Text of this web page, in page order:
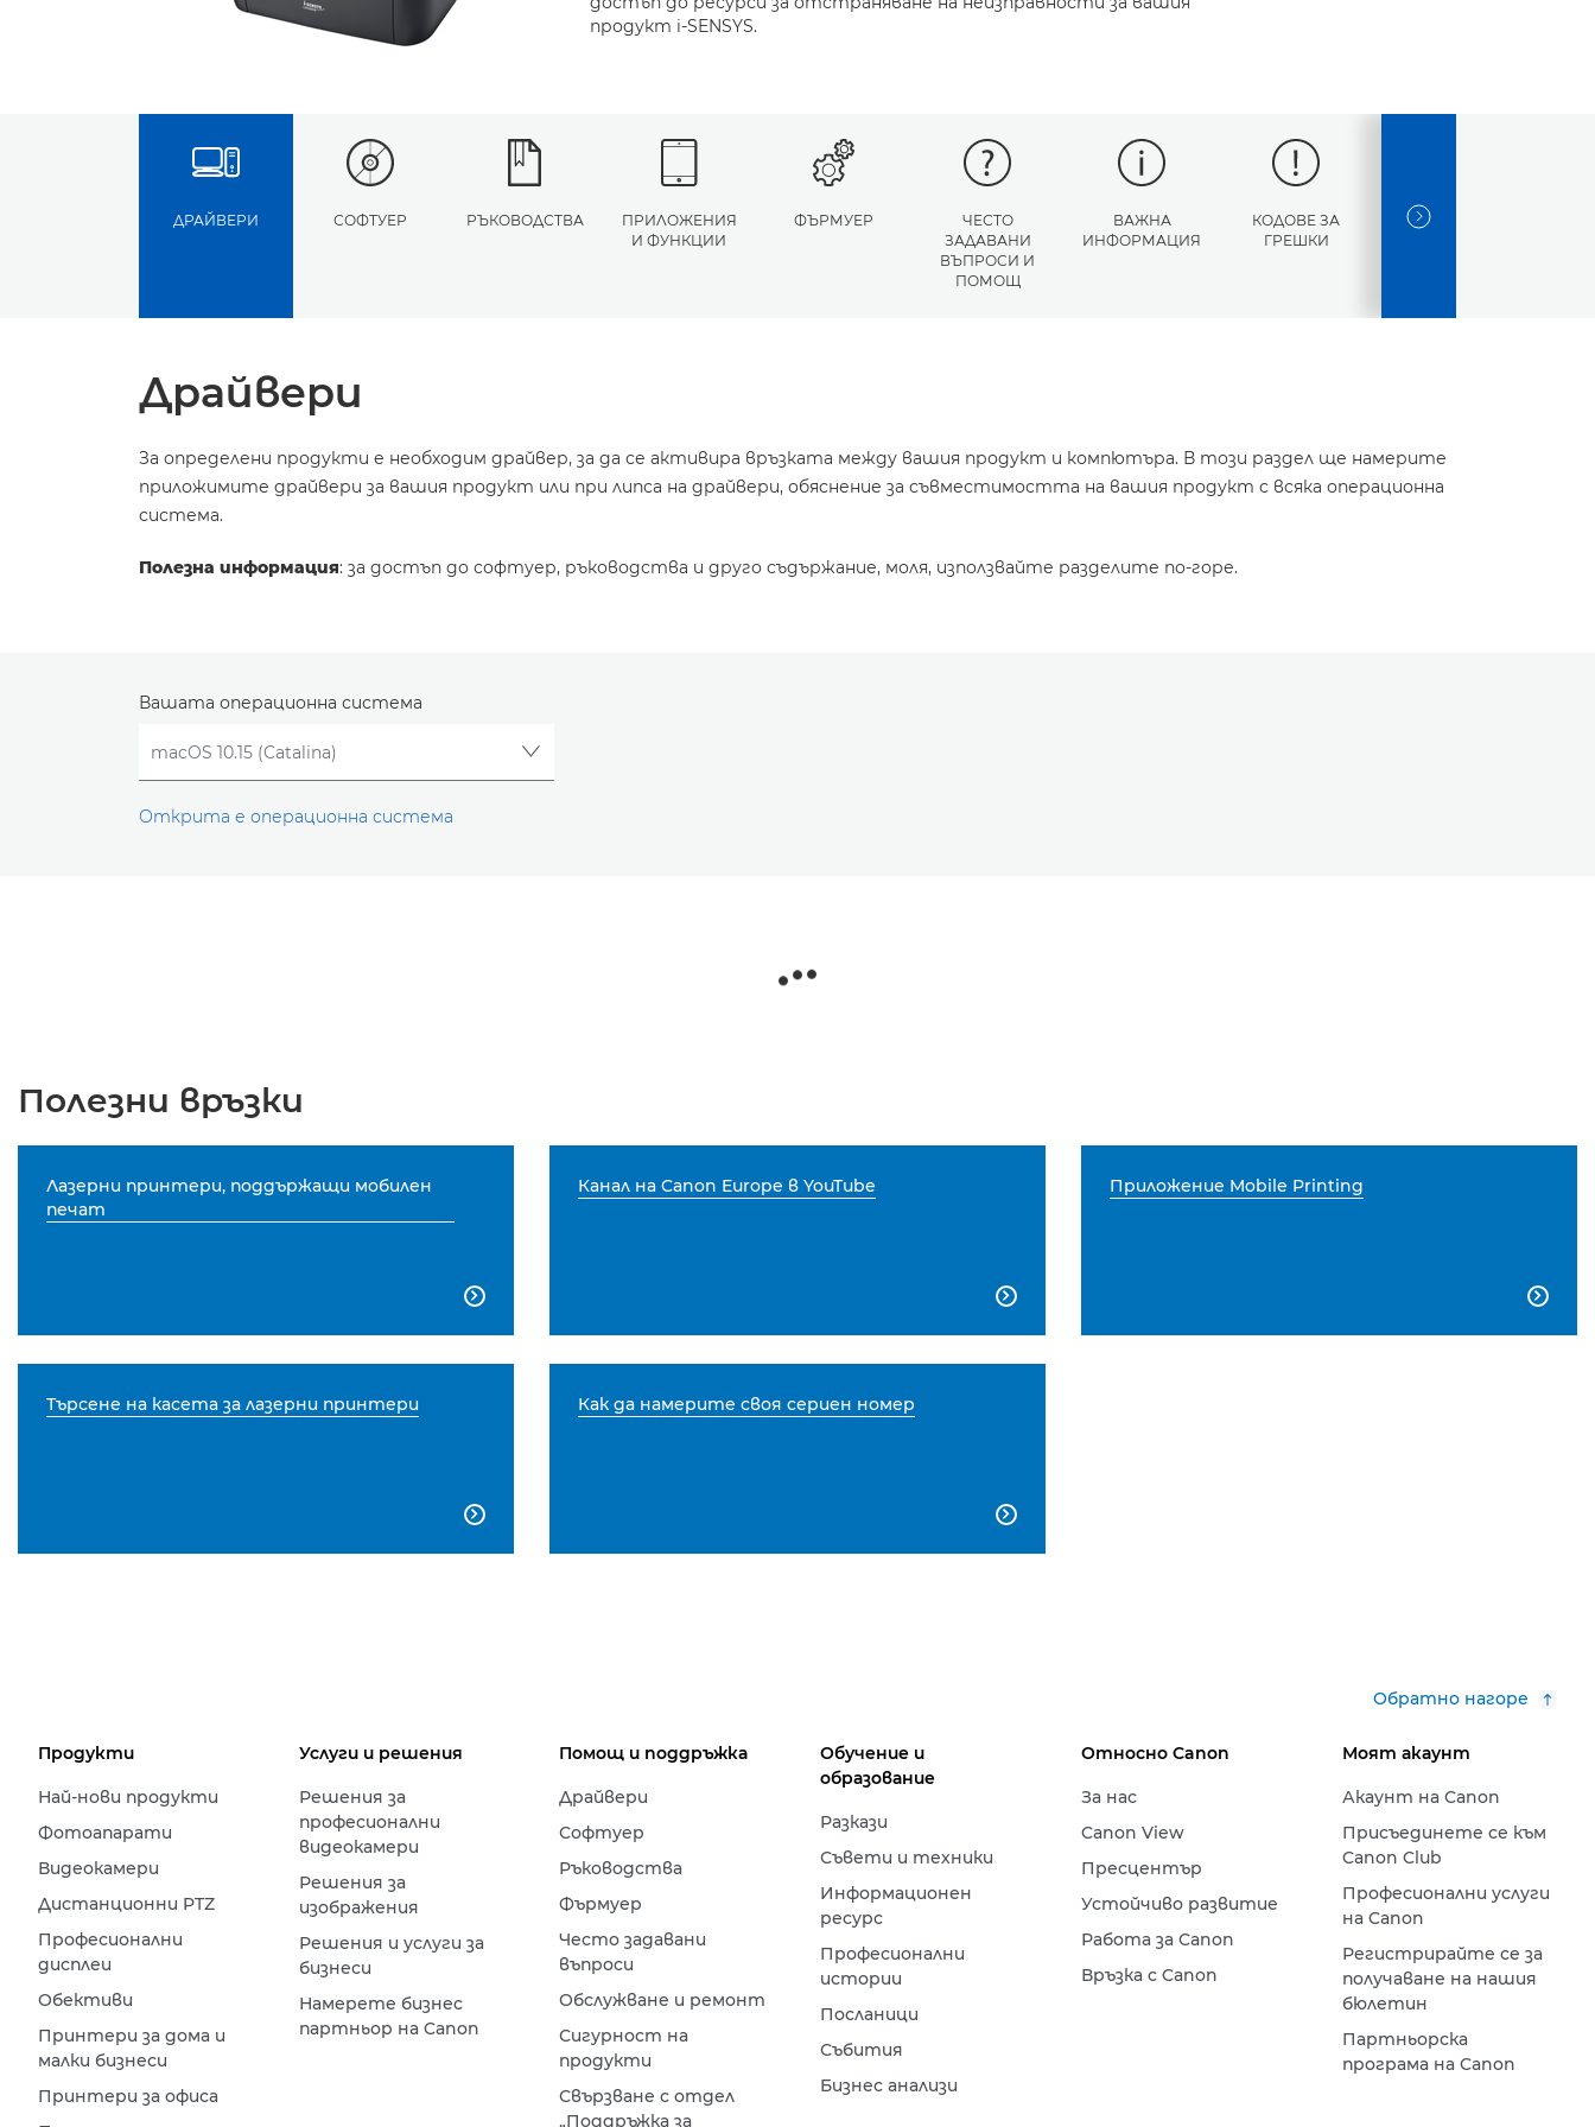
продукт i-SENSYS.
ДРАЙВЕРИ СОФТУЕР РЪКОВОДСТВА
ПРИЛОЖЕНИЯ
И ФУНКЦИИ
ФЪРМУЕР
ЧЕСТО
ЗАДАВАНИ
ВЪПРОСИ И
ПОМОЩ
ВАЖНА
ИНФОРМАЦИЯ
КОДОВЕ ЗА
ГРЕШКИ
СПЕЦИФИКАЦИИ
NEXT SLIDE
Драйвери
За определени продукти е необходим драйвер, за да се активира връзката между вашия продукт и компютъра. В този раздел ще намерите
приложимите драйвери за вашия продукт или при липса на драйвери, обяснение за съвместимостта на вашия продукт с всяка операционна
система.
Полезна информация: за достъп до софтуер, ръководства и друго съдържание, моля, използвайте разделите по-горе.
Вашата операционна система
Открита е операционна система
Полезни връзки
Лазерни принтери, поддържащи мобилен
печат

Канал на Canon Europe в YouTube

Приложение Mobile Printing

Търсене на касета за лазерни принтери

Как да намерите своя сериен номер

Обратно нагоре
Продукти
Най-нови продукти
Фотоапарати
Видеокамери
Дистанционни PTZ
Професионални
дисплеи
Обективи
Принтери за дома и
малки бизнеси
Принтери за офиса
Услуги и решения
Решения за
професионални
видеокамери
Решения за
изображения
Решения и услуги за
бизнеси
Намерете бизнес
партньор на Canon
Помощ и поддръжка
Драйвери
Софтуер
Ръководства
Фърмуер
Често задавани
въпроси
Обслужване и ремонт
Сигурност на
продукти
Свързване с отдел
„Поддръжка за
Обучение и
образование
Разкази
Съвети и техники
Информационен
ресурс
Професионални
истории
Посланици
Събития
Бизнес анализи
Относно Canon
За нас
Canon View
Пресцентър
Устойчиво развитие
Работа за Canon
Връзка с Canon
Моят акаунт
Акаунт на Canon
Присъединете се към
Canon Club
Професионални услуги
на Canon
Регистрирайте се за
получаване на нашия
бюлетин
Партньорска
програма на Canon